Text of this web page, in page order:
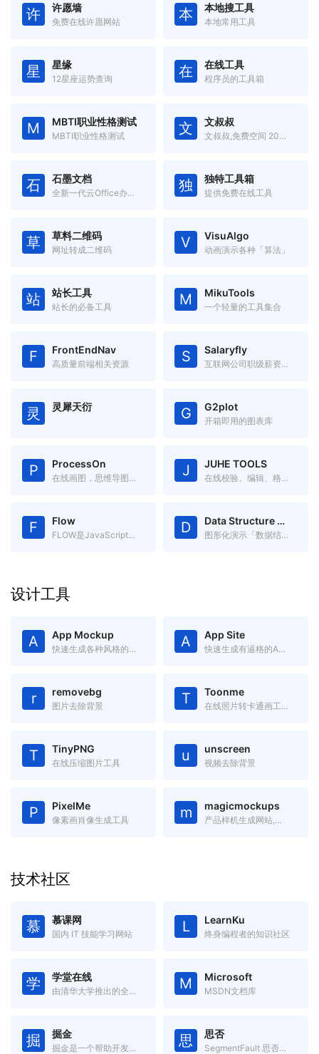
许 许愿墙
免费在线许愿网站 本 本地搜工具
本地常用工具
星 星缘
12星座运势查询 在 在线工具
程序员的工具箱
M MBTI职业性格测试
MBTI职业性格测试 文 文叔叔
文叔叔,免费空间 20GB,一款永不限速的云存储产品。传文件、收文件、网盘,还支持历史记录等高级功能。
石 石墨文档
全新一代云Office办公软件,支持多人在线协同办公 独 独特工具箱
提供免费在线工具
草 草料二维码
网址转成二维码 V VisuAlgo
动画演示各种「算法」
站 站长工具
站长的必备工具 M MikuTools
一个轻量的工具集合
F FrontEndNav
高质量前端相关资源 S Salaryfly
互联网公司职级薪资福利对比
灵 灵犀天衍 G G2plot
开箱即用的图表库
P ProcessOn
在线画图，思维导图、流程图、架构图等 J JUHE TOOLS
在线校验、编辑、格式化JSON
F Flow
FLOW是JavaScript的静态类型检查器 D Data Structure Visualizations
图形化演示「数据结构」，更容易理解数据结构。
设计工具
A App Mockup
快速生成各种风格的App Store截图 A App Site
快速生成有逼格的App官网(Landing Page)
r removebg
图片去除背景 T Toonme
在线照片转卡通画工具-Toonme
T TinyPNG
在线压缩图片工具 u unscreen
视频去除背景
P PixelMe
像素画肖像生成工具 m magicmockups
产品样机生成网站,里面有手机、电脑、平板等产品的样机图,只需要添加图片,就可以将图片嵌入到样机中
技术社区
慕 慕课网
国内 IT 技能学习网站 L LearnKu
终身编程者的知识社区
学 学堂在线
由清华大学推出的全球首个中文大规模开放在线课堂平台。 M Microsoft
MSDN文档库
掘 掘金
掘金是一个帮助开发者成长的社区，是一个面向互联网技术人的内容分享平台。 思 思否
SegmentFault 思否是中国领先的开发者技术社区